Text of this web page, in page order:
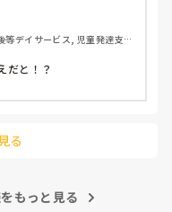
だけ取り残されていま
の先生が「先生帰って
手伝う必要なしだから
の無料残業をしてきま
のに、1人では到底無
まとめたらいいの😢
方はおられますか？
ひとつです。
いでいいですからね。
上記の理由で実家に頼
休みの対応について園
ことがあり、皆さまの
デイサービス, 児童発達支援
だと！？
る
もっと見る